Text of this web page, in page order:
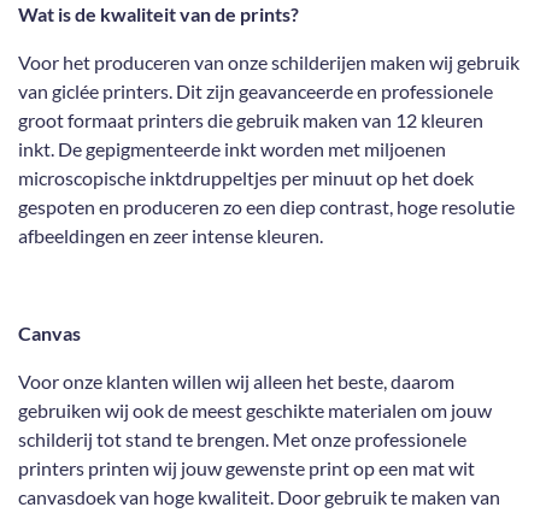
Wat is de kwaliteit van de prints?
Voor het produceren van onze schilderijen maken wij gebruik
van giclée printers. Dit zijn geavanceerde en professionele
groot formaat printers die gebruik maken van 12 kleuren
inkt. De gepigmenteerde inkt worden met miljoenen
microscopische inktdruppeltjes per minuut op het doek
gespoten en produceren zo een diep contrast, hoge resolutie
afbeeldingen en zeer intense kleuren.
Canvas
Voor onze klanten willen wij alleen het beste, daarom
gebruiken wij ook de meest geschikte materialen om jouw
schilderij tot stand te brengen. Met onze professionele
printers printen wij jouw gewenste print op een mat wit
canvasdoek van hoge kwaliteit. Door gebruik te maken van